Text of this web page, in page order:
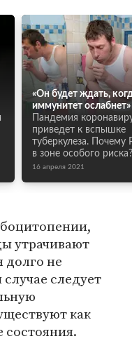
«Он будет ждать,
иммунитет ослабнет»
Пандемия
приведет к вспышке
туберкулеза. Почему
в зоне особого риска?
16 апреля 2021
утрачивают
долго не
следует
как
состояния.